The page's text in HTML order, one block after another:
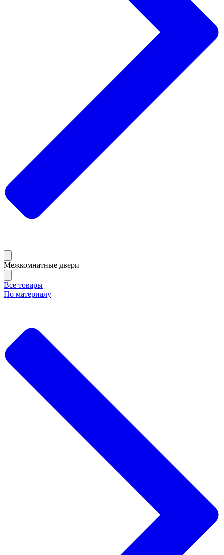
Межкомнатные двери
Все товары
По материалу